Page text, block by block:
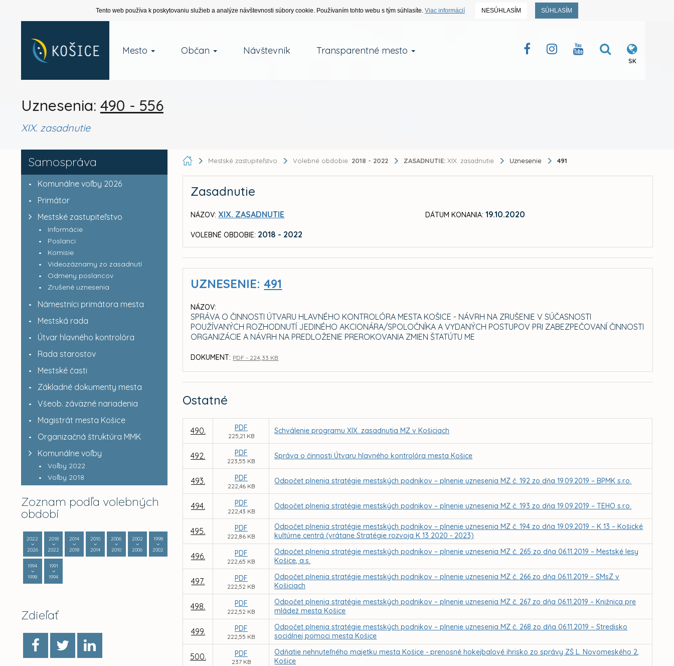
Tento web používa k poskytovaniu služieb a analýze návštevnosti súbory cookie. Používaním tohto webu s tým súhlasíte. Viac informácií NESÚHLASÍM SÚHLASÍM
Mesto Občan Návštevník Transparentné mesto
SK
Uznesenia: 490 - 556
XIX. zasadnutie
Samospráva
Komunálne voľby 2026
Primátor
Mestské zastupiteľstvo
Informácie
Poslanci
Komisie
Videozáznamy zo zasadnutí
Odmeny poslancov
Zrušené uznesenia
Námestníci primátora mesta
Mestská rada
Útvar hlavného kontrolóra
Rada starostov
Mestské časti
Základné dokumenty mesta
Všeob. záväzné nariadenia
Magistrát mesta Košice
Organizačná štruktúra MMK
Komunálne voľby
Voľby 2022
Voľby 2018
Zoznam podľa volebných
období
2022
2026
2018
2022
2014
2018
2010
2014
2006
2010
2002
2006
1998
2002
1994
1998
1991
1994
Zdieľať
Mestské zastupiteľstvo Volebné obdobie: 2018 - 2022 ZASADNUTIE: XIX. zasadnutie Uznesenie 491
Zasadnutie
NÁZOV: XIX. ZASADNUTIE
VOLEBNÉ OBDOBIE: 2018 - 2022
DÁTUM KONANIA: 19.10.2020
UZNESENIE:491
NÁZOV:
SPRÁVA O ČINNOSTI ÚTVARU HLAVNÉHO KONTROLÓRA MESTA KOŠICE - NÁVRH NA ZRUŠENIE V SÚČASNOSTI
POUŽÍVANÝCH ROZHODNUTÍ JEDINÉHO AKCIONÁRA/SPOLOČNÍKA A VYDANÝCH POSTUPOV PRI ZABEZPEČOVANÍ ČINNOSTI
ORGANIZÁCIE A NÁVRH NA PREDLOŽENIE PREROKOVANIA ZMIEN ŠTATÚTU ME
DOKUMENT: PDF - 224,33 KB
Ostatné
490. PDF
225,21 KB
Schválenie programu XIX. zasadnutia MZ v Košiciach
492. PDF
223,55 KB
Správa o činnosti Útvaru hlavného kontrolóra mesta Košice
493. PDF
222,46 KB
Odpočet plnenia stratégie mestských podnikov – plnenie uznesenia MZ č. 192 zo dňa 19.09.2019 – BPMK s.r.o.
494. PDF
222,43 KB
Odpočet plnenia stratégie mestských podnikov – plnenie uznesenia MZ č. 193 zo dňa 19.09.2019 – TEHO s.r.o.
495. PDF
222,86 KB
Odpočet plnenia stratégie mestských podnikov – plnenie uznesenia MZ č. 194 zo dňa 19.09.2019 – K 13 – Košické
kultúrne centrá (vrátane Stratégie rozvoja K 13 2020 - 2023)
496. PDF
222,65 KB
Odpočet plnenia stratégie mestských podnikov – plnenie uznesenia MZ č. 265 zo dňa 06.11.2019 – Mestské lesy
Košice, a.s.
497. PDF
222,52 KB
Odpočet plnenia stratégie mestských podnikov – plnenie uznesenia MZ č. 266 zo dňa 06.11.2019 – SMsZ v
Košiciach
498. PDF
222,52 KB
Odpočet plnenia stratégie mestských podnikov – plnenie uznesenia MZ č. 267 zo dňa 06.11.2019 – Knižnica pre
mládež mesta Košice
499. PDF
222,55 KB
Odpočet plnenia stratégie mestských podnikov – plnenie uznesenia MZ č. 268 zo dňa 06.11.2019 – Stredisko
sociálnej pomoci mesta Košice
500. PDF
237 KB
Odňatie nehnuteľného majetku mesta Košice - prenosné hokejbalové ihrisko zo správy ZŠ L. Novomeského 2,
Košice